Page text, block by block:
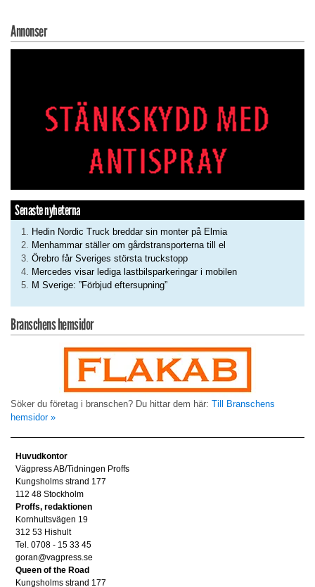
Annonser
Senaste nyheterna
Hedin Nordic Truck breddar sin monter på Elmia
Menhammar ställer om gårdstransporterna till el
Örebro får Sveriges största truckstopp
Mercedes visar lediga lastbilsparkeringar i mobilen
M Sverige: ”Förbjud eftersupning”
Branschens hemsidor
Söker du företag i branschen? Du hittar dem här: Till Branschens
hemsidor »
Huvudkontor
Vägpress AB/Tidningen Proffs
Kungsholms strand 177
112 48 Stockholm
Proffs, redaktionen
Kornhultsvägen 19
312 53 Hishult
Tel. 0708 - 15 33 45
goran@vagpress.se
Queen of the Road
Kungsholms strand 177